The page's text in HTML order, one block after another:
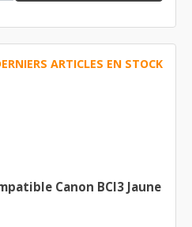
ARTICLES EN STOCK
Canon BCI3 Jaune